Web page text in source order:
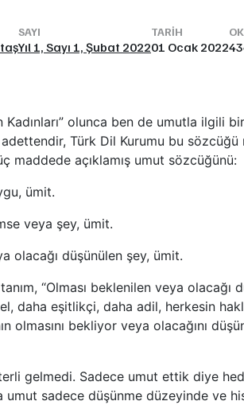
SAYI
Yıl 1, Sayı 1, Şubat 2022
TARIH
01 Ocak 2022
Kadınları” olunca ben de umutla ilgili
Türk Dil Kurumu bu sözcüğü
maddede açıklamış umut sözcüğünü:
ümit.
veya şey, ümit.
olacağı düşünülen şey, ümit.
“Olması beklenilen veya olacağı
daha eşitlikçi, daha adil, herkesin
olmasını bekliyor veya olacağını
gelmedi. Sadece umut ettik diye
umut sadece düşünme düzeyinde ve